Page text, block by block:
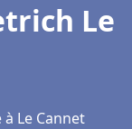
Le
Le Cannet